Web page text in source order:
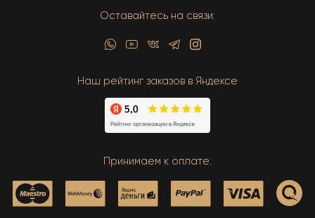
Оставайтесь на связи:
Наш рейтинг заказов в Яндексе
Принимаем к оплате: